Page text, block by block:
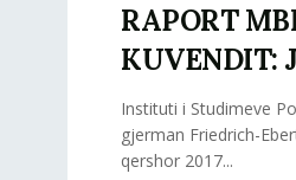
RAPORT
KUVENDIT:
Instituti i Studimeve
gjerman Friedrich-
qershor 2017...